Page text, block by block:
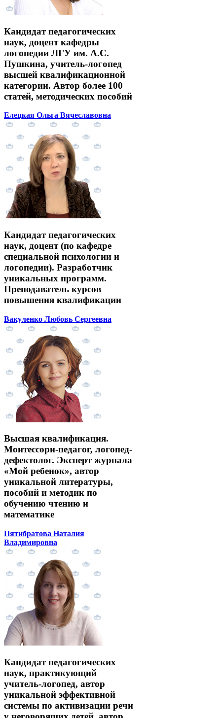
Кандидат педагогических
наук, доцент кафедры
логопедии ЛГУ им. А.С.
Пушкина, учитель-логопед
высшей квалификационной
категории. Автор более 100
статей, методических пособий
Елецкая Ольга Вячеславовна
Кандидат педагогических
наук, доцент (по кафедре
специальной психологии и
логопедии). Разработчик
уникальных программ.
Преподаватель курсов
повышения квалификации
Вакуленко Любовь Сергеевна
Высшая квалификация.
Монтессори-педагог, логопед-
дефектолог. Эксперт журнала
«Мой ребенок», автор
уникальной литературы,
пособий и методик по
обучению чтению и
математике
Пятибратова Наталия
Владимировна
Кандидат педагогических
наук, практикующий
учитель-логопед, автор
уникальной эффективной
системы по активизации речи